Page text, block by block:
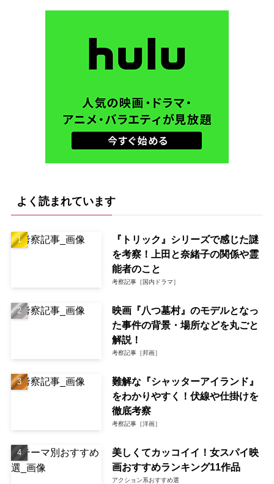
よく読まれています
『トリック』シリーズで感じた謎
を考察！上田と奈緒子の関係や霊
能者のこと
考察記事［国内ドラマ］
映画『八つ墓村』のモデルとなっ
た事件の背景・場所などを丸ごと
解説！
考察記事［邦画］
難解な『シャッターアイランド』
をわかりやすく！伏線や仕掛けを
徹底考察
考察記事［洋画］
美しくてカッコイイ！女スパイ映
画おすすめランキング11作品
アクション系おすすめ選